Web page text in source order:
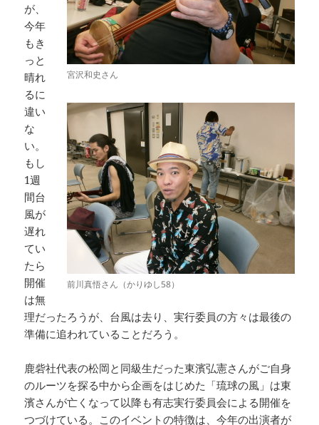
宮沢和史さん
前川真悟さん（かりゆし58）
が、
今年
もき
っと
晴れ
るに
違い
な
い。
もし
1週
間台
風が
遅れ
てい
たら
開催
は無
理だったろうが、台風は去り、実行委員の方々は最後の
準備に追われていることだろう。
鹿砦社代表の松岡と同級生だった東濱弘憲さんがご自身
のルーツを探る中から企画をはじめた「琉球の風」は東
濱さんが亡くなって以降も有志実行委員会による開催を
つづけている。このイベントの特徴は、今年の出演者が